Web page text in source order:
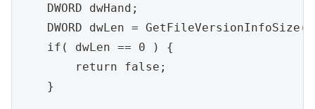
    DWORD dwHand;
DWORD dwLen = GetFileVersionInfoSize(
    if( dwLen == 0 ) {
        return false;
    }